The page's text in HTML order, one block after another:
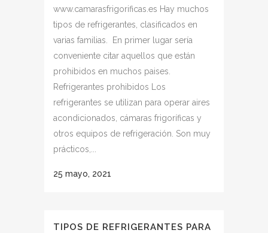
www.camarasfrigorificas.es Hay muchos
tipos de refrigerantes, clasificados en
varias familias. En primer lugar sería
conveniente citar aquellos que están
prohibidos en muchos paises.
Refrigerantes prohibidos Los
refrigerantes se utilizan para operar aires
acondicionados, cámaras frigoríficas y
otros equipos de refrigeración. Son muy
prácticos,...
25 mayo, 2021
TIPOS DE REFRIGERANTES PARA